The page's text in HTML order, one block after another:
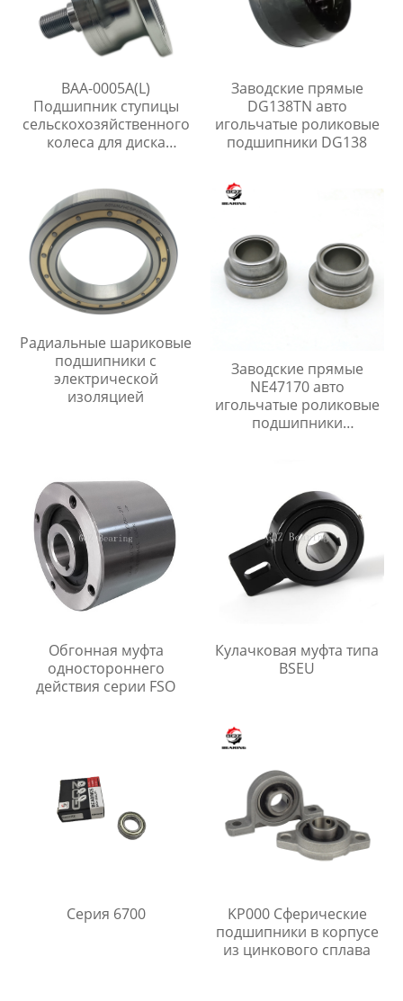
BAA-0005A(L)
Подшипник ступицы
сельскохозяйственного
колеса для диска
Заводские прямые
DG138TN авто
игольчатые роликовые
подшипники DG138
Радиальные шариковые
подшипники с
электрической
изоляцией
Заводские прямые
NE47170 авто
игольчатые роликовые
подшипники
Обгонная муфта
одностороннего
действия серии FSO
Кулачковая муфта типа
BSEU
Серия 6700
KP000 Сферические
подшипники в корпусе
из цинкового сплава